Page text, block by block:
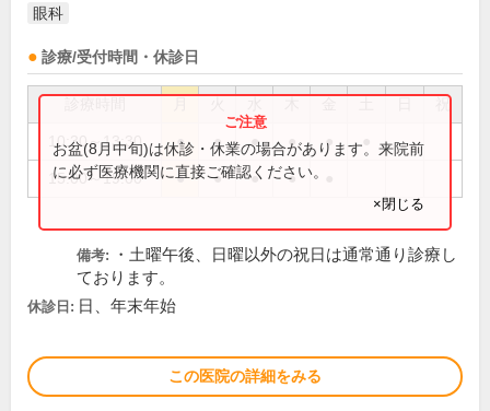
眼科
診療/受付時間・休診日
祝
10:30～13:30 ● ● ● ● ●
15:00～19:00 ● ● ● ●
お盆(8月中旬)は休診・休業の場合があります。来院前
に必ず医療機関に直接ご確認ください。
×閉じる
備考:
・土曜午後、日曜以外の祝日は通常通り診療し
ております。
休診日: 日、年末年始
この医院の詳細をみる